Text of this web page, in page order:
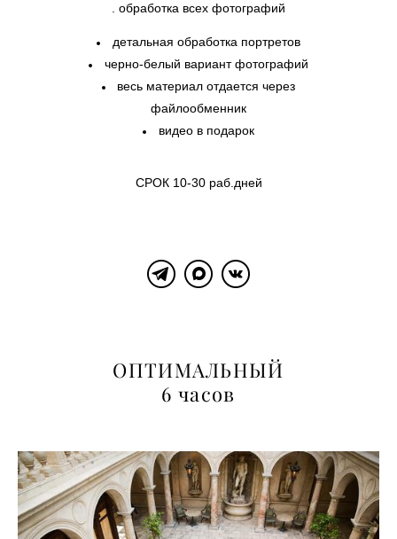
. обработка всех фотографий​
детальная обработка портретов
черно-белый вариант фотографий
весь материал отдается через
файлообменник
видео в подарок
СРОК 10-30 раб.дней
ОПТИМАЛЬНЫЙ
6 часов